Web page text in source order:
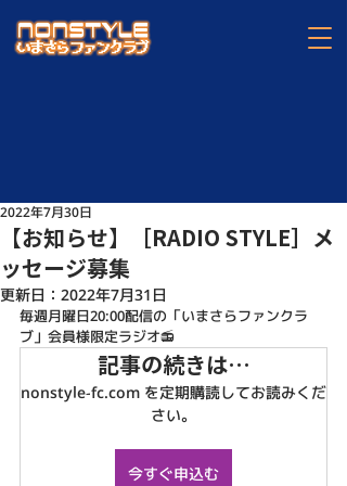
【お知らせ】［RADIO STYLE］メ
ッセージ募集
2022年7月30日
更新日： 2022年7月31日
毎週月曜日20:00配信の「いまさらファンクラ
ブ」会員様限定ラジオ📻
記事の続きは…
nonstyle-fc.com を定期購読してお読みくだ
さい。
今すぐ申込む